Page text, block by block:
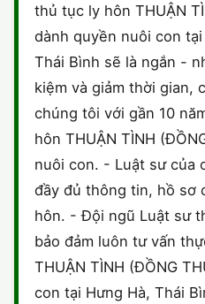
thủ tục ly hôn THUẬN
dành quyền nuôi con
Thái Bình sẽ là ngắn -
kiệm và giảm thời gian,
chúng tôi với gần 10
hôn THUẬN TÌNH
nuôi con. - Luật sư của
đầy đủ thông tin, hồ sơ
hôn. - Đội ngũ Luật sư
bảo đảm luôn tư vấn
THUẬN TÌNH (ĐỒNG
con tại Hưng Hà, Thái